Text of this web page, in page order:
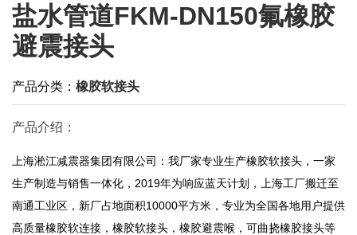
盐水管道FKM-DN150氟橡胶
避震接头
产品分类： 橡胶软接头
产品介绍：
上海淞江减震器集团有限公司：我厂家专业生产橡胶软接头，一家
生产制造与销售一体化，2019年为响应蓝天计划，上海工厂搬迁至
南通工业区，新厂占地面积10000平方米，专业为全国各地用户提供
高质量橡胶软连接，橡胶软接头，橡胶避震喉，可曲挠橡胶接头等